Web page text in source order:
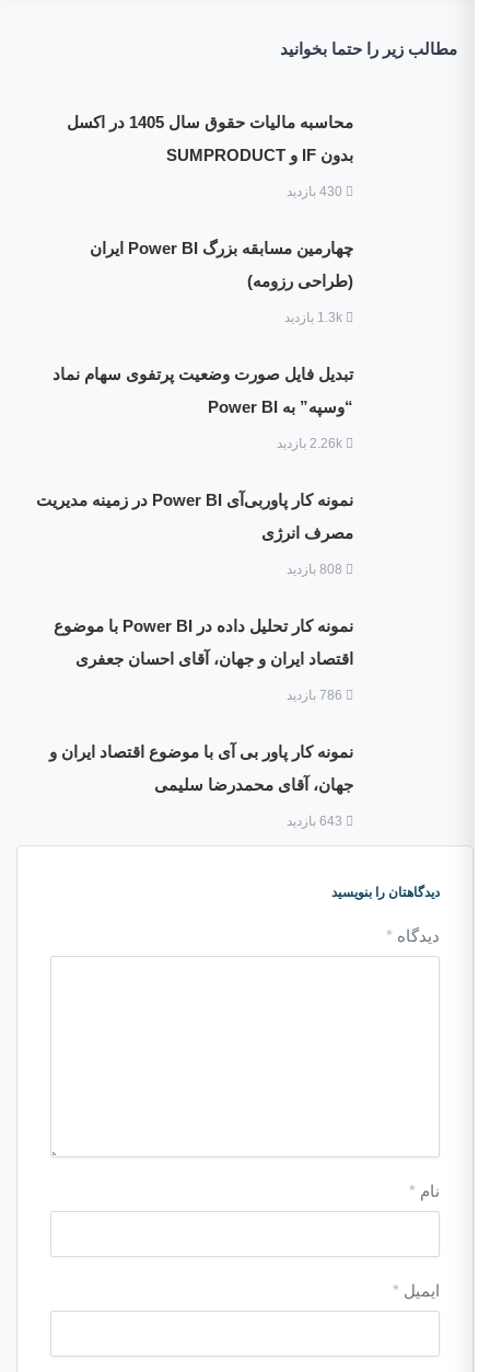
مطالب زیر را حتما بخوانید
محاسبه مالیات حقوق سال 1405 در اکسل
بدون IF و SUMPRODUCT
چهارمین مسابقه بزرگ Power BI ایران
(طراحی رزومه)
تبدیل فایل صورت وضعیت پرتفوی سهام نماد
“وسپه” به Power BI
نمونه کار پاوربی‌آی Power BI در زمینه مدیریت
مصرف انرژی
نمونه کار تحلیل داده در Power BI با موضوع
اقتصاد ایران و جهان، آقای احسان جعفری
نمونه کار پاور بی آی با موضوع اقتصاد ایران و
جهان، آقای محمدرضا سلیمی
دیدگاهتان را بنویسید
دیدگاه*
نام*
ایمیل*